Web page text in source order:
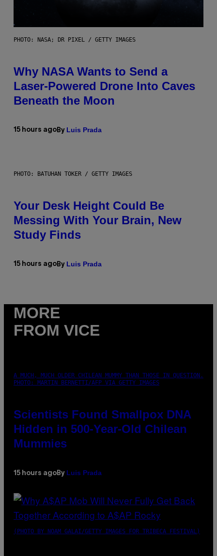
PHOTO: NASA; DR PIXEL / GETTY IMAGES
Why NASA Wants to Send a
Laser-Powered Drone Into Caves
Beneath the Moon
15 hours ago By Luis Prada
PHOTO: BATUHAN TOKER / GETTY IMAGES
Your Desk Height Could Be
Messing With Your Brain, New
Study Finds
15 hours ago By Luis Prada
MORE
FROM VICE
A MUCH, MUCH OLDER CHILEAN MUMMY THAN THOSE IN QUESTION.
PHOTO: MARTIN BERNETTI/AFP VIA GETTY IMAGES
Scientists Found Smallpox DNA
Hidden in 500-Year-Old Chilean
Mummies
15 hours ago By Luis Prada
(PHOTO BY NOAM GALAI/GETTY IMAGES FOR TRIBECA FESTIVAL)